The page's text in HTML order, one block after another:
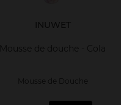
INUWET
Mousse de douche - Cola
Mousse de Douche